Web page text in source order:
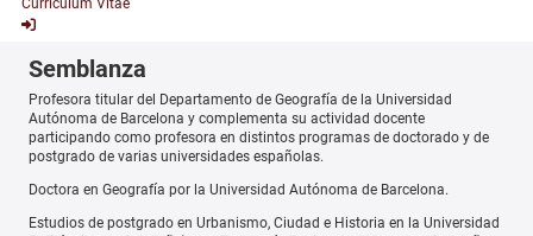
Curriculum Vitae
Semblanza
Profesora titular del Departamento de Geografía de la Universidad
Autónoma de Barcelona y complementa su actividad docente
participando como profesora en distintos programas de doctorado y de
postgrado de varias universidades españolas.
Doctora en Geografía por la Universidad Autónoma de Barcelona.
Estudios de postgrado en Urbanismo, Ciudad e Historia en la Universidad